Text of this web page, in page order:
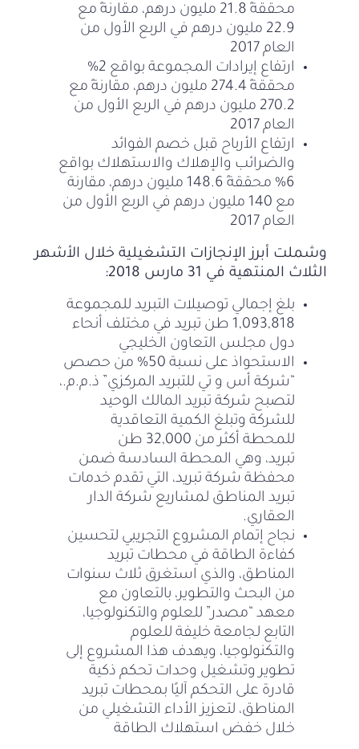
محققةً 21.8 مليون درهم، مقارنةً مع
22.9 مليون درهم في الربع الأول من
العام 2017
ارتفاع إيرادات المجموعة بواقع 2%
محققةً 274.4 مليون درهم، مقارنةً مع
270.2 مليون درهم في الربع الأول من
العام 2017
ارتفاع الأرباح قبل خصم الفوائد
والضرائب والإهلاك والاستهلاك بواقع
6% محققةً 148.6 مليون درهم، مقارنة
مع 140 مليون درهم في الربع الأول من
العام 2017
وشملت أبرز الإنجازات التشغيلية خلال الأشهر
الثلاث المنتهية في 31 مارس 2018:
بلغ إجمالي توصيلات التبريد للمجموعة
1,093,818 طن تبريد في مختلف أنحاء
دول مجلس التعاون الخليجي
الاستحواذ على نسبة 50% من حصص
“شركة أس و تي للتبريد المركزي” ذ.م.م.،
لتصبح شركة تبريد المالك الوحيد
للشركة وتبلغ الكمية التعاقدية
للمحطة أكثر من 32,000 طن
تبريد، وهي المحطة السادسة ضمن
محفظة شركة تبريد، التي تقدم خدمات
تبريد المناطق لمشاريع شركة الدار
العقاري.
نجاح إتمام المشروع التجريبي لتحسين
كفاءة الطاقة في محطات تبريد
المناطق، والذي استغرق ثلاث سنوات
من البحث والتطوير، بالتعاون مع
معهد “مصدر” للعلوم والتكنولوجيا،
التابع لجامعة خليفة للعلوم
والتكنولوجيا، ويهدف هذا المشروع إلى
تطوير وتشغيل وحدات تحكم ذكية
قادرة على التحكم آليًا بمحطات تبريد
المناطق، لتعزيز الأداء التشغيلي من
خلال خفض استهلاك الطاقة